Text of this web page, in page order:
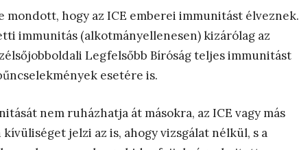
mondott, hogy az ICE emberei immunitást élveznek.
immunitás (alkotmányellenesen) kizárólag az
Legfelsőbb Bíróság teljes immunitást
esetére is.
nem ruházhatja át másokra, az ICE vagy más
jelzi az is, ahogy vizsgálat nélkül, s a